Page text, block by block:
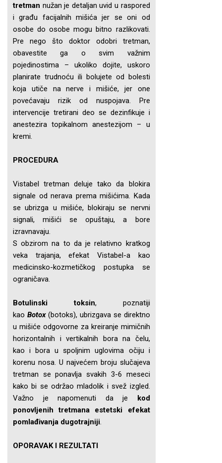
tretman nužan je detaljan uvid u raspored
i građu facijalnih mišića jer se oni od
osobe do osobe mogu bitno razlikovati.
Pre nego što doktor odobri tretman,
obavestite ga o svim važnim
pojedinostima – ukoliko dojite, uskoro
planirate trudnoću ili bolujete od bolesti
koja utiče na nerve i mišiće, jer one
povećavaju rizik od nuspojava. Pre
intervencije tretirani deo se dezinfikuje i
anestezira topikalnom anestezijom – u
kremi.
PROCEDURA
Vistabel tretman deluje tako da blokira
signale od nerava prema mišićima. Kada
se ubrizga u mišiće, blokiraju se nervni
signali, mišići se opuštaju, a bore
izravnavaju.
S obzirom na to da je relativno kratkog
veka trajanja, efekat Vistabel-a kao
medicinsko-kozmetičkog postupka se
ograničava.
Botulinski toksin, poznatiji
kao Botox(botoks), ubrizgava se direktno
u mišiće odgovorne za kreiranje mimičnih
horizontalnih i vertikalnih bora na čelu,
kao i bora u spoljnim uglovima očiju i
korenu nosa. U najvećem broju slučajeva
tretman se ponavlja svakih 3-6 meseci
kako bi se održao mladolik i svež izgled.
Važno je napomenuti da je kod
ponovljenih tretmana estetski efekat
pomlađivanja dugotrajniji.
OPORAVAK I REZULTATI